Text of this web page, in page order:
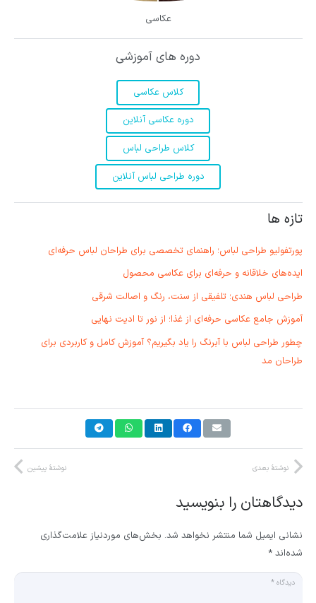
عکاسی
دوره های آموزشی
کلاس عکاسی
دوره عکاسی آنلاین
کلاس طراحی لباس
دوره طراحی لباس آنلاین
تازه ها
پورتفولیو طراحی لباس؛ راهنمای تخصصی برای طراحان لباس حرفه‌ای
ایده‌های خلاقانه و حرفه‌ای برای عکاسی محصول
طراحی لباس هندی؛ تلفیقی از سنت، رنگ و اصالت شرقی
آموزش جامع عکاسی حرفه‌ای از غذا؛ از نور تا ادیت نهایی
چطور طراحی لباس با آبرنگ را یاد بگیریم؟ آموزش کامل و کاربردی برای
طراحان مد
نوشتهٔ پیشین نوشتهٔ بعدی
دیدگاهتان را بنویسید
نشانی ایمیل شما منتشر نخواهد شد. بخش‌های موردنیاز علامت‌گذاری
شده‌اند*